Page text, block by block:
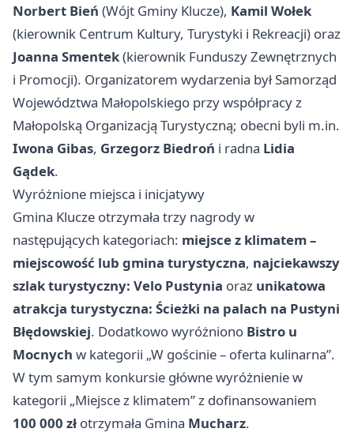
Norbert Bień (Wójt Gminy Klucze), Kamil Wołek
(kierownik Centrum Kultury, Turystyki i Rekreacji) oraz
Joanna Smentek(kierownik Funduszy Zewnętrznych
i Promocji). Organizatorem wydarzenia był Samorząd
Województwa Małopolskiego przy współpracy z
Małopolską Organizacją Turystyczną; obecni byli m.in.
Iwona Gibas, Grzegorz Biedroń i radna Lidia
Gądek.
Wyróżnione miejsca i inicjatywy
Gmina Klucze otrzymała trzy nagrody w
następujących kategoriach: miejsce z klimatem –
miejscowość lub gmina turystyczna, najciekawszy
szlak turystyczny: Velo Pustynia oraz unikatowa
atrakcja turystyczna: Ścieżki na palach na Pustyni
Błędowskiej. Dodatkowo wyróżniono Bistro u
Mocnych w kategorii „W gościnie – oferta kulinarna”.
W tym samym konkursie główne wyróżnienie w
kategorii „Miejsce z klimatem” z dofinansowaniem
100 000 zł otrzymała Gmina Mucharz.